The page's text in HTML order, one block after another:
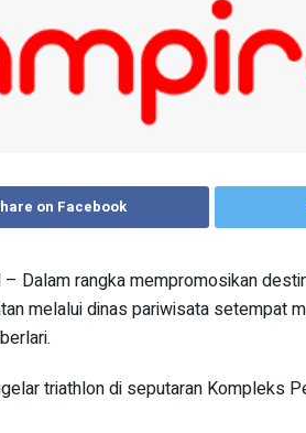
on Facebook
– Dalam rangka mempromosikan
melalui dinas pariwisata setempat
triathlon di seputaran Kompleks